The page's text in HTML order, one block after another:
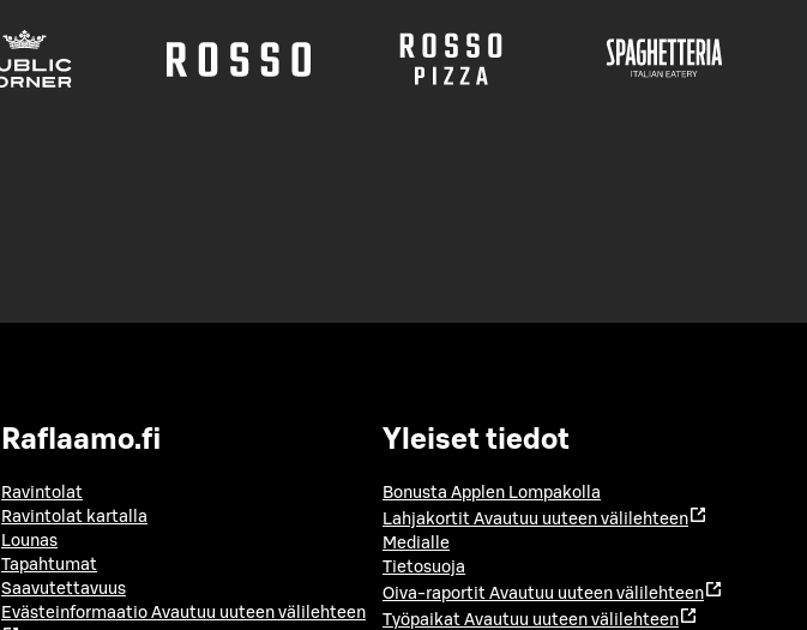
Raflaamo.fi
Ravintolat
Ravintolat kartalla
Lounas
Tapahtumat
Saavutettavuus
Evästeinformaatio Avautuu uuteen välilehteen
Yleiset tiedot
Bonusta Applen Lompakolla
Lahjakortit Avautuu uuteen välilehteen
Medialle
Tietosuoja
Oiva-raportit Avautuu uuteen välilehteen
Työpaikat Avautuu uuteen välilehteen